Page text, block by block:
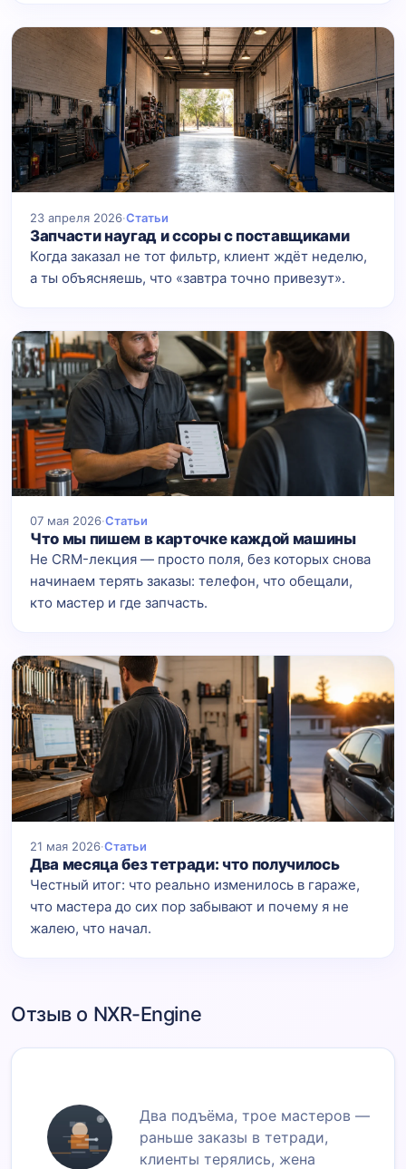
23 апреля 2026·Статьи
Запчасти наугад и ссоры с поставщиками
Когда заказал не тот фильтр, клиент ждёт неделю,
а ты объясняешь, что «завтра точно привезут».
07 мая 2026·Статьи
Что мы пишем в карточке каждой машины
Не CRM-лекция — просто поля, без которых снова
начинаем терять заказы: телефон, что обещали,
кто мастер и где запчасть.
21 мая 2026·Статьи
Два месяца без тетради: что получилось
Честный итог: что реально изменилось в гараже,
что мастера до сих пор забывают и почему я не
жалею, что начал.
Отзыв о NXR-Engine
Два подъёма, трое мастеров —
раньше заказы в тетради,
клиенты терялись, жена